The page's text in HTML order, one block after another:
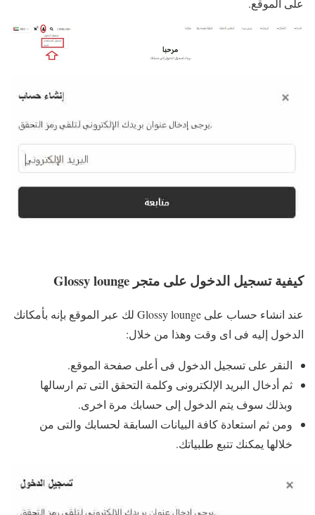
كيفية تسجيل الدخول على متجر Glossy lounge
عند انشاء حساب على Glossy lounge لك عبر الموقع بإنه بأمكانك
الدخول إليه فى اى وقت وهذا من خلال:
النقر على تسجيل الدخول فى أعلى صفحة الموقع.
ثم أدخال البريد الإلكترونى وكلمة التحقق التى تم ارسالها
وبذلك سوف يتم الدخول إلى حسابك مرة اخرى.
ومن ثم استعادة كافة البيانات السابقة لحسابك والتى من
خلالها يمكنك تتبع طلبياتك.